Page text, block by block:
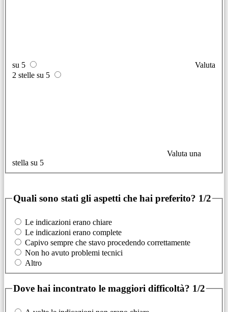
su 5
Valuta
2 stelle su 5
Valuta una
stella su 5
Quali sono stati gli aspetti che hai preferito? 1/2
Le indicazioni erano chiare
Le indicazioni erano complete
Capivo sempre che stavo procedendo correttamente
Non ho avuto problemi tecnici
Altro
Dove hai incontrato le maggiori difficoltà? 1/2